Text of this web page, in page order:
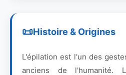
Histoire & Origines
L'épilation est l'un des
anciens de l'humanité.